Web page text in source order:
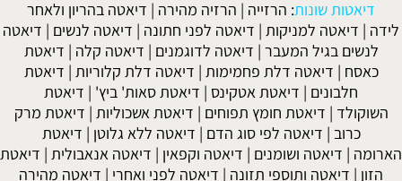
דיאטות שונות: הרזייה | הרזיה מהירה | דיאטה בהריון ולאחר
לידה | דיאטה למניקות | דיאטה לפני חתונה | דיאטה לנשים | דיאטה
לנשים בגיל המעבר | דיאטה לדוגמנים | דיאטה קלה | דיאטת
כאסח | דיאטה דלת פחמימות | דיאטה דלת קלוריות | דיאטת
חלבונים | דיאטת אטקינס | דיאטת סאות' ביץ' | דיאטת
השוקולד | דיאטת חומץ תפוחים | דיאטת אשכוליות | דיאטת מרק
כרוב | דיאטה לפי סוג הדם | דיאטה ללא גלוטן | דיאטת
הארומה | דיאטה ושומנים | דיאטה וקפאין | דיאטה אנאבולית | דיאטת
הזון | דיאטה ותוספי תזונה | דיאטה לפני ואחרי | דיאטה מהירה